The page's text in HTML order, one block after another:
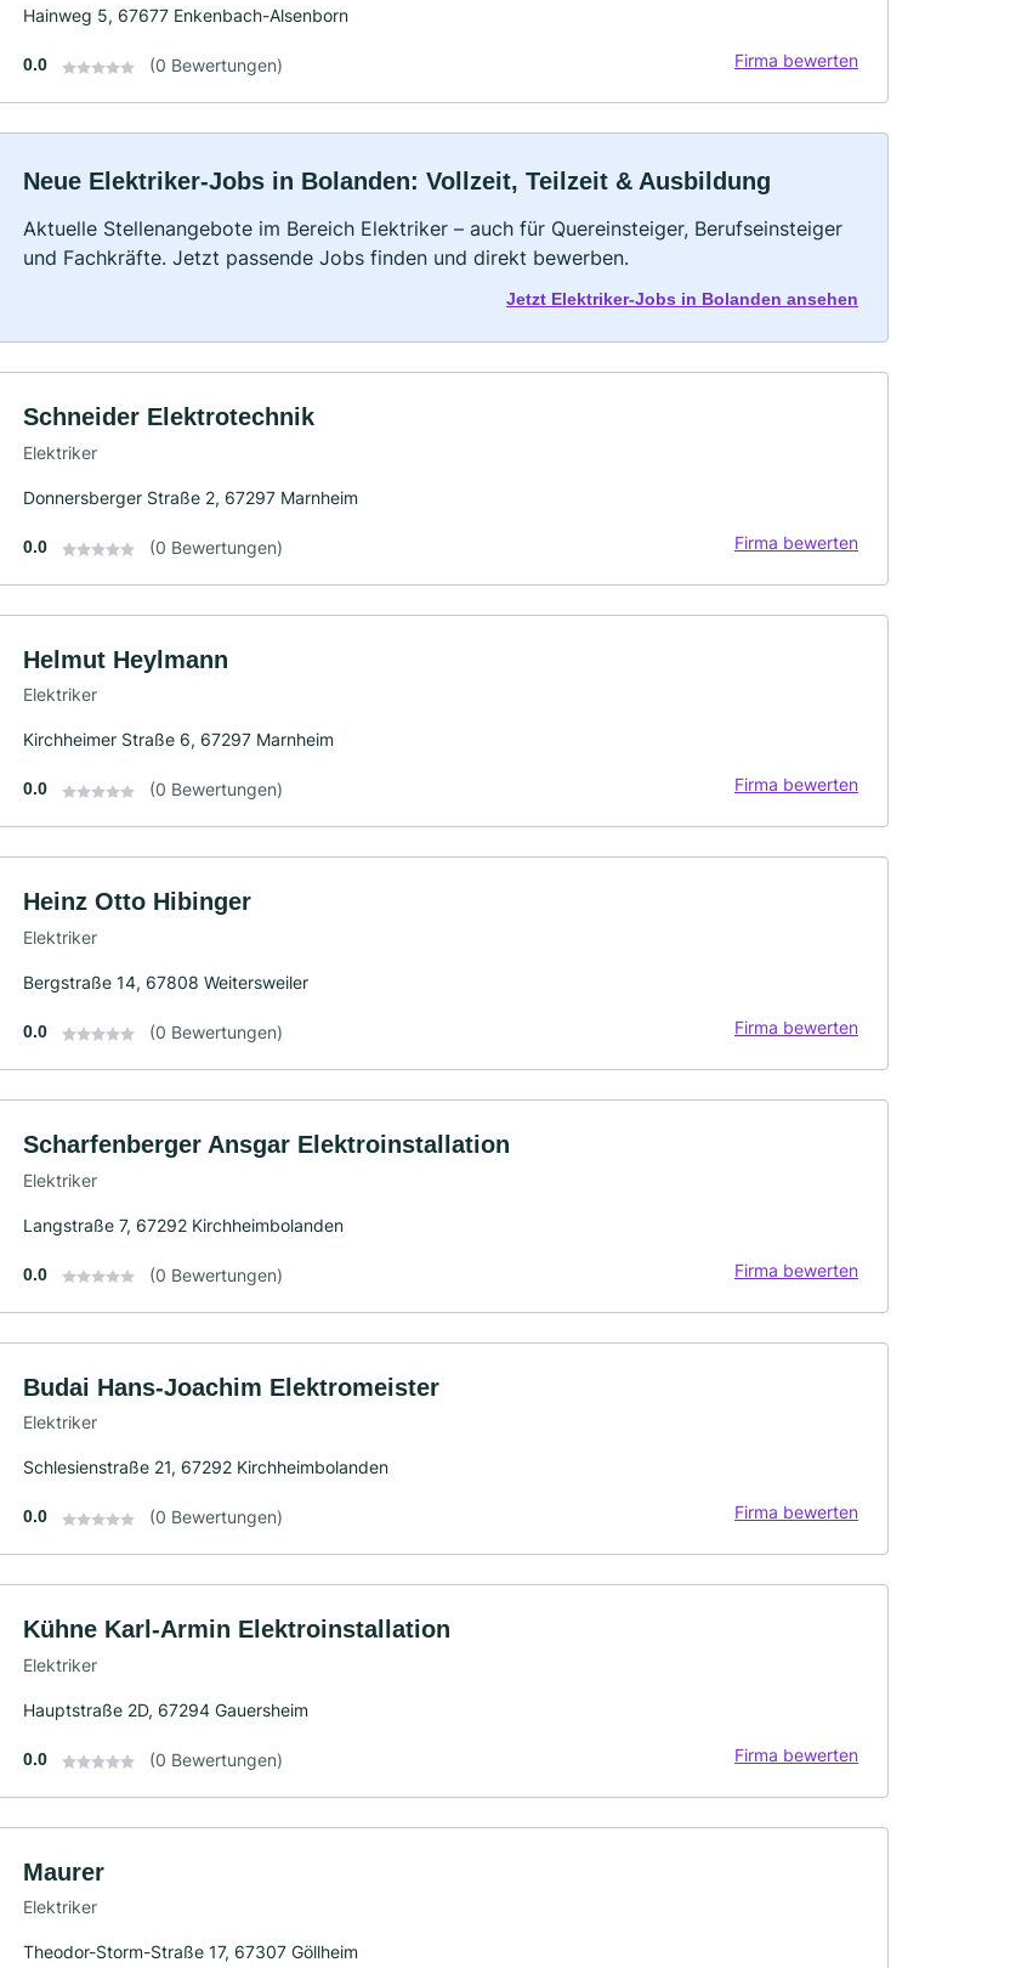
Hainweg 5, 67677 Enkenbach-Alsenborn
0.0 (0 Bewertungen) Firma bewerten
Neue Elektriker-Jobs in Bolanden: Vollzeit, Teilzeit & Ausbildung
Aktuelle Stellenangebote im Bereich Elektriker – auch für Quereinsteiger, Berufseinsteiger
und Fachkräfte. Jetzt passende Jobs finden und direkt bewerben.
Jetzt Elektriker-Jobs in Bolanden ansehen
Schneider Elektrotechnik
Elektriker
Donnersberger Straße 2, 67297 Marnheim
0.0 (0 Bewertungen) Firma bewerten
Helmut Heylmann
Elektriker
Kirchheimer Straße 6, 67297 Marnheim
0.0 (0 Bewertungen) Firma bewerten
Heinz Otto Hibinger
Elektriker
Bergstraße 14, 67808 Weitersweiler
0.0 (0 Bewertungen) Firma bewerten
Scharfenberger Ansgar Elektroinstallation
Elektriker
Langstraße 7, 67292 Kirchheimbolanden
0.0 (0 Bewertungen) Firma bewerten
Budai Hans-Joachim Elektromeister
Elektriker
Schlesienstraße 21, 67292 Kirchheimbolanden
0.0 (0 Bewertungen) Firma bewerten
Kühne Karl-Armin Elektroinstallation
Elektriker
Hauptstraße 2D, 67294 Gauersheim
0.0 (0 Bewertungen) Firma bewerten
Maurer
Elektriker
Theodor-Storm-Straße 17, 67307 Göllheim